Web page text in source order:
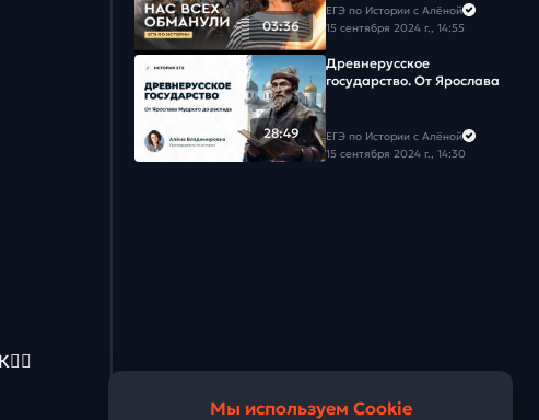
03:36
ЕГЭ по Истории с Алёной
15 сентября 2024 г., 14:55
28:49
Древнерусское
государство. От Ярослава
ЕГЭ по Истории с Алёной
15 сентября 2024 г., 14:30
Мы используем Cookie